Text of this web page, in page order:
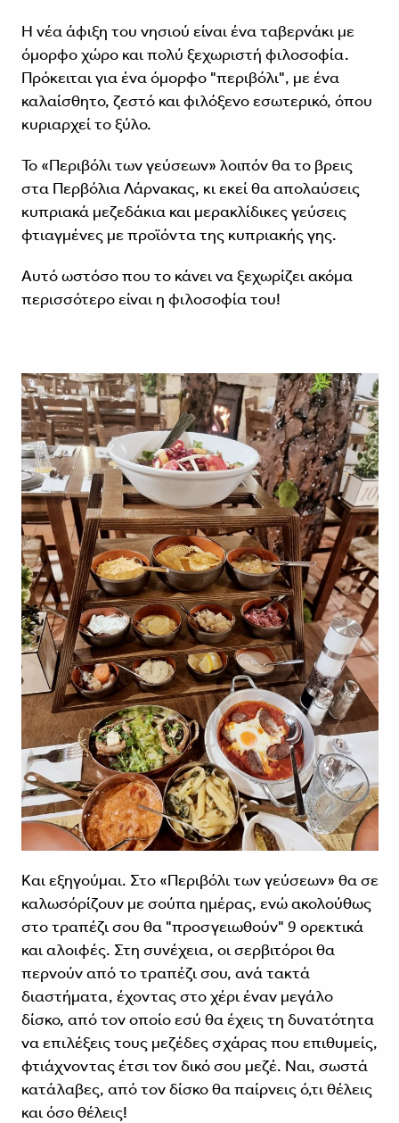
Η νέα άφιξη του νησιού είναι ένα ταβερνάκι με
όμορφο χώρο και πολύ ξεχωριστή φιλοσοφία.
Πρόκειται για ένα όμορφο "περιβόλι", με ένα
καλαίσθητο, ζεστό και φιλόξενο εσωτερικό, όπου
κυριαρχεί το ξύλο.
Το «Περιβόλι των γεύσεων» λοιπόν θα το βρεις
στα Περβόλια Λάρνακας, κι εκεί θα απολαύσεις
κυπριακά μεζεδάκια και μερακλίδικες γεύσεις
φτιαγμένες με προϊόντα της κυπριακής γης.
Αυτό ωστόσο που το κάνει να ξεχωρίζει ακόμα
περισσότερο είναι η φιλοσοφία του!
Και εξηγούμαι. Στο «Περιβόλι των γεύσεων» θα σε
καλωσόρίζουν με σούπα ημέρας, ενώ ακολούθως
στο τραπέζι σου θα "προσγειωθούν" 9 ορεκτικά
και αλοιφές. Στη συνέχεια, οι σερβιτόροι θα
περνούν από το τραπέζι σου, ανά τακτά
διαστήματα, έχοντας στο χέρι έναν μεγάλο
δίσκο, από τον οποίο εσύ θα έχεις τη δυνατότητα
να επιλέξεις τους μεζέδες σχάρας που επιθυμείς,
φτιάχνοντας έτσι τον δικό σου μεζέ. Ναι, σωστά
κατάλαβες, από τον δίσκο θα παίρνεις ό,τι θέλεις
και όσο θέλεις!